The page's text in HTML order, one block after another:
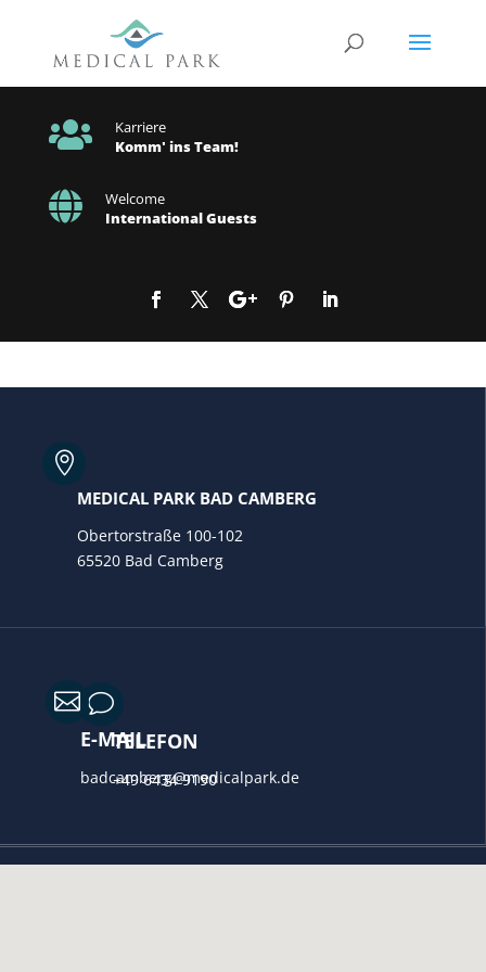

Karriere
Komm' ins Team!

Welcome
International Guests

MEDICAL PARK BAD CAMBERG
Obertorstraße 100-102
65520 Bad Camberg
v
TELEFON
+49 6434 9190

E-MAIL
badcamberg@medicalpark.de